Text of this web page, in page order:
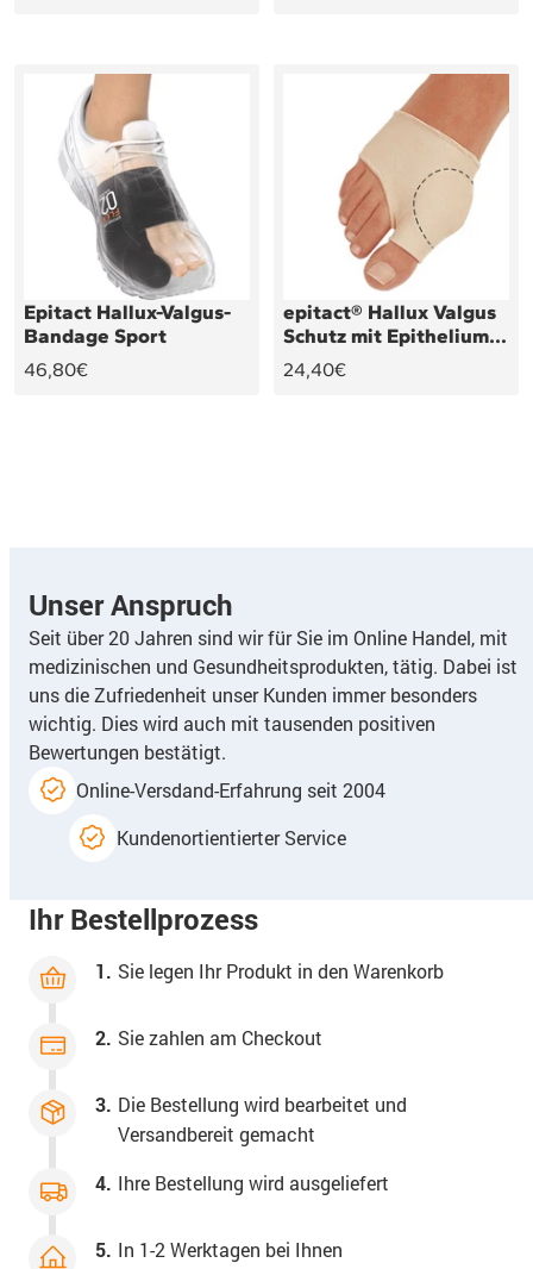
Epitact Hallux-Valgus-
Bandage Sport
Angebotspreis
46,80€
epitact® Hallux Valgus
Schutz mit Epithelium
26®
Angebotspreis
24,40€
Unser Anspruch
Seit über 20 Jahren sind wir für Sie im Online Handel, mit
medizinischen und Gesundheitsprodukten, tätig. Dabei ist
uns die Zufriedenheit unser Kunden immer besonders
wichtig. Dies wird auch mit tausenden positiven
Bewertungen bestätigt.
Online-Versdand-Erfahrung seit 2004
Kundenortientierter Service
Ihr Bestellprozess
1. Sie legen Ihr Produkt in den Warenkorb
2. Sie zahlen am Checkout
3. Die Bestellung wird bearbeitet und
Versandbereit gemacht
4. Ihre Bestellung wird ausgeliefert
5. In 1-2 Werktagen bei Ihnen